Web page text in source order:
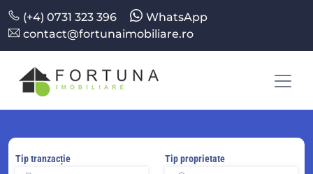
(+4) 0731 323 396
WhatsApp
contact@fortunaimobiliare.ro
Tip tranzacție Tip proprietate